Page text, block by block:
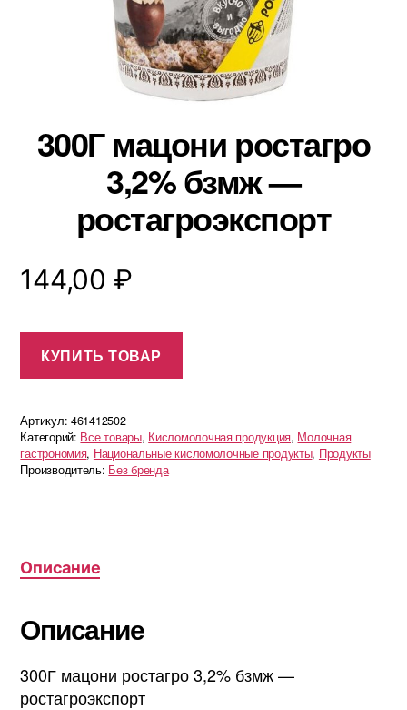
300Г мацони ростагро
3,2% бзмж —
ростагроэкспорт
144,00 ₽
КУПИТЬ ТОВАР
Артикул: 461412502
Категорий: Все товары, Кисломолочная продукция, Молочная
гастрономия, Национальные кисломолочные продукты, Продукты
Производитель: Без бренда
Описание
Описание
300Г мацони ростагро 3,2% бзмж —
ростагроэкспорт